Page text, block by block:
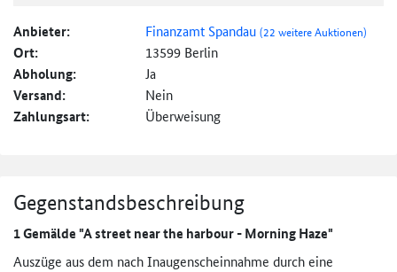
Anbieter: Finanzamt Spandau(22 weitere Auktionen)
Ort: 13599 Berlin
Abholung: Ja
Versand: Nein
Zahlungsart: Überweisung
Gegenstandsbeschreibung
1 Gemälde "A street near the harbour - Morning Haze"
Auszüge aus dem nach Inaugenscheinnahme durch eine